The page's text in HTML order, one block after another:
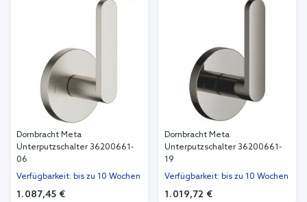
Dornbracht Meta
Unterputzschalter 36200661-
06
Verfügbarkeit: bis zu 10 Wochen
1.087,45 €
Dornbracht Meta
Unterputzschalter 36200661-
19
Verfügbarkeit: bis zu 10 Wochen
1.019,72 €